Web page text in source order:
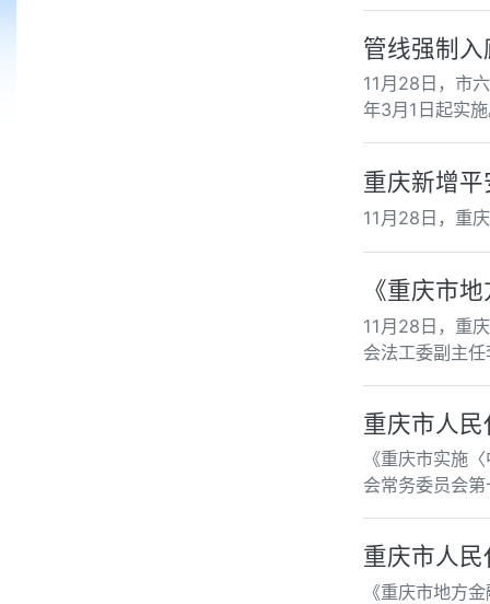
管线强制
11月28日，市
年3月1日起实
重庆新增平
11月28日，重
《重庆市
11月28日，重
会法工委副主
重庆市人
《重庆市实施
会常务委员会
重庆市人
《重庆市地方